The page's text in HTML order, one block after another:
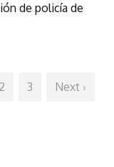
de policía de
2 3 Next ›